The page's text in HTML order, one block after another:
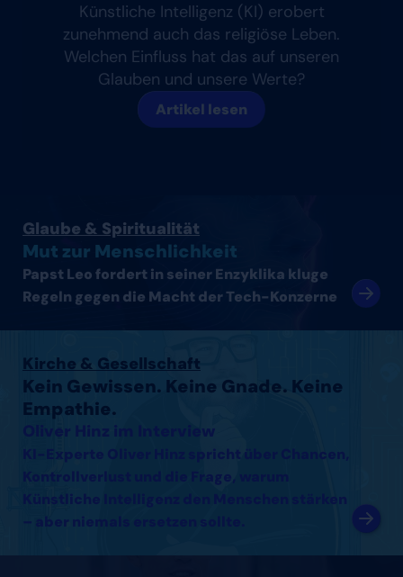
Künstliche Intelligenz (KI) erobert
zunehmend auch das religiöse Leben.
Welchen Einfluss hat das auf unseren
Glauben und unsere Werte?
Artikel lesen
Glaube & Spiritualität
Mut zur Menschlichkeit
Papst Leo fordert in seiner Enzyklika kluge
Regeln gegen die Macht der Tech-Konzerne
Kirche & Gesellschaft
Kein Gewissen. Keine Gnade. Keine
Empathie.
Oliver Hinz im Interview
KI-Experte Oliver Hinz spricht über Chancen,
Kontrollverlust und die Frage, warum
Künstliche Intelligenz den Menschen stärken
– aber niemals ersetzen sollte.